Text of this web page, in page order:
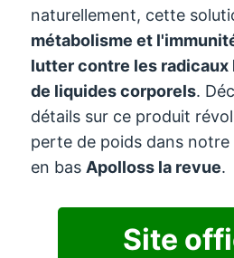
naturellement, cette
métabolisme et
lutter contre les
de liquides corporels.
détails sur ce produit
perte de poids dans
en bas Apolloss la revue.
Site